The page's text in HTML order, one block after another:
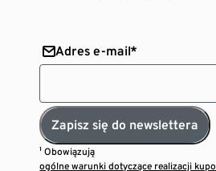
Adres e-mail*
Zapisz się do newslettera
¹ Obowiązują
ogólne warunki dotyczące realizacji